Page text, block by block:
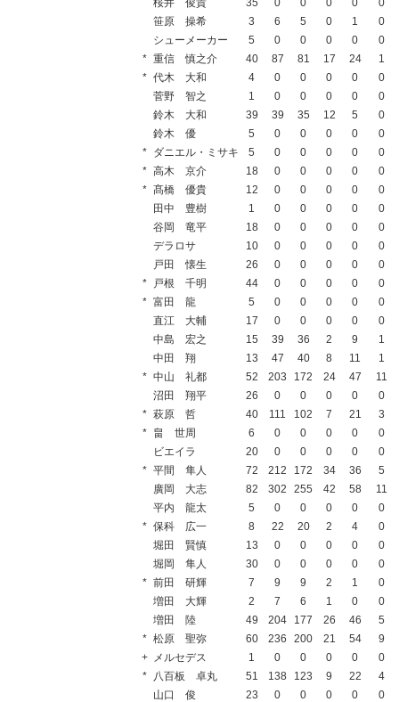
桜井 俊貴
35 0 0 0 0
0
笹原 操希
3 6 5 0 1
0
シューメーカー
5 0 0 0 0
0
* 重信 慎之介 40 87 81 17 24
1
* 代木 大和 4 0 0 0 0
0
菅野 智之
1 0 0 0 0
0
鈴木 大和
39 39 35 12 5
0
鈴木 優
5 0 0 0 0
0
* ダニエル・ミサキ 5 0 0 0 0
0
* 高木 京介 18 0 0 0 0
0
* 髙橋 優貴 12 0 0 0 0
0
田中 豊樹
1 0 0 0 0
0
谷岡 竜平
18 0 0 0 0
0
デラロサ
10 0 0 0 0
0
戸田 懐生
26 0 0 0 0
0
*
戸根 千明 44 0 0 0 0
0
* 富田 龍 5 0 0 0 0
0
直江 大輔
17 0 0 0 0
0
中島 宏之
15 39 36 2 9
1
中田 翔
13 47 40 8 11
1
* 中山 礼都 52 203 172 24 47
11
沼田 翔平
26 0 0 0 0
0
* 萩原 哲 40 111 102 7 21
3
* 畠 世周 6 0 0 0 0
0
ビエイラ
20 0 0 0 0
0
* 平間 隼人 72 212 172 34 36
5
廣岡 大志
82 302 255 42 58
11
平内 龍太
5 0 0 0 0
0
* 保科 広一 8 22 20 2 4
0
堀田 賢慎
13 0 0 0 0
0
堀岡 隼人
30 0 0 0 0
0
* 前田 研輝 7 9 9 2 1
0
増田 大輝
2 7 6 1 0
0
増田 陸
49 204 177 26 46
5
* 松原 聖弥 60 236 200 21 54
9
+ メルセデス 1 0 0 0 0
0
* 八百板 卓丸 51 138 123 9 22
4
山口 俊
23 0 0 0 0
0